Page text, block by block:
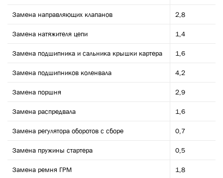
Замена направляющих клапанов 2,8
Замена натяжителя цепи 1,4
Замена подшипника и сальника крышки картера 1,6
Замена подшипников коленвала 4,2
Замена поршня 2,9
Замена распредвала 1,6
Замена регулятора оборотов с сборе 0,7
Замена пружины стартера 0,5
Замена ремня ГРМ 1,8